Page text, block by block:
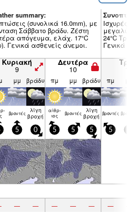
summary:
(συνολικά 16.0mm), με
Σάββατο βράδυ. Ζέστη
απόγευμα, ελάχ. 17°C
Γενικά ασθενείς άνεμοι.
24°C
Γενικά
Κυριακή
9
Δευτέρα
10
μμ βράδυ πμ μμ βράδυ πμ
βρον­τές λίγη
βροχή
αίθρ­
ιος βρον­τές λίγη
βροχή βρον­τές
5 0 5 5 5 5
— — — — — —